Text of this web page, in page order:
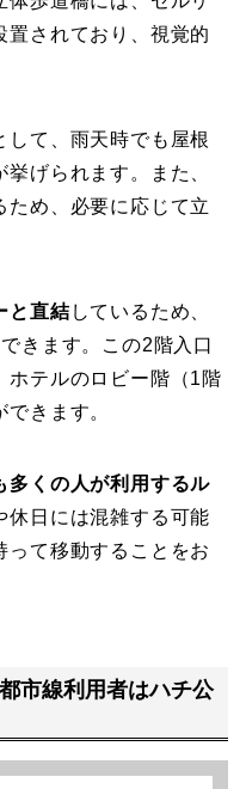
置されており、視覚的
して、雨天時でも屋根
げられます。また、
ため、必要に応じて立
と直結 しているため、
きます。この2階入口
ホテルのロビー階（1階
きます。
多くの人が利用するル
休日には混雑する可能
って移動することをお
市線利用者はハチ公